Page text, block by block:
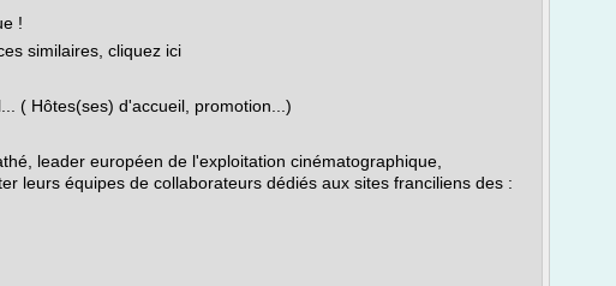
!
similaires, cliquez ici
( Hôtes(ses) d'accueil, promotion...)
leader européen de l'exploitation cinématographique,
leurs équipes de collaborateurs dédiés aux sites franciliens des :